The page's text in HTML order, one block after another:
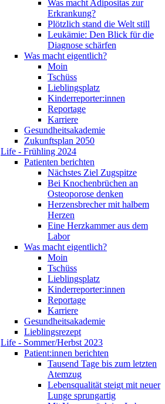
Was macht Adipositas zur
Erkrankung?
Plötzlich stand die Welt still
Leukämie: Den Blick für die
Diagnose schärfen
Was macht eigentlich?
Moin
Tschüss
Lieblingsplatz
Kinderreporter:innen
Reportage
Karriere
Gesundheitsakademie
Zukunftsplan 2050
Life - Frühling 2024
Patienten berichten
Nächstes Ziel Zugspitze
Bei Knochenbrüchen an
Osteoporose denken
Herzensbrecher mit halbem
Herzen
Eine Herzkammer aus dem
Labor
Was macht eigentlich?
Moin
Tschüss
Lieblingsplatz
Kinderreporter:innen
Reportage
Karriere
Gesundheitsakademie
Lieblingsrezept
Life - Sommer/Herbst 2023
Patient:innen berichten
Tausend Tage bis zum letzten
Atemzug
Lebensqualität steigt mit neuer
Lunge sprungartig